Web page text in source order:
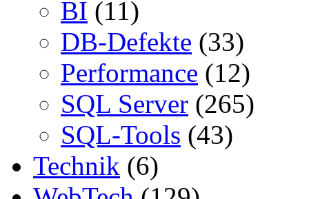
BI (11)
DB-Defekte (33)
Performance (12)
SQL Server (265)
SQL-Tools (43)
Technik (6)